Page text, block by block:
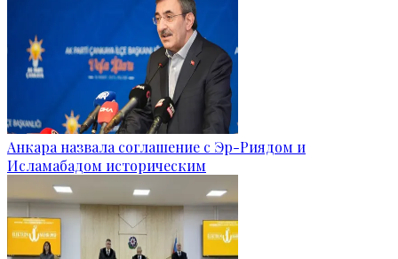
Анкара назвала соглашение с Эр-Риядом и
Исламабадом историческим